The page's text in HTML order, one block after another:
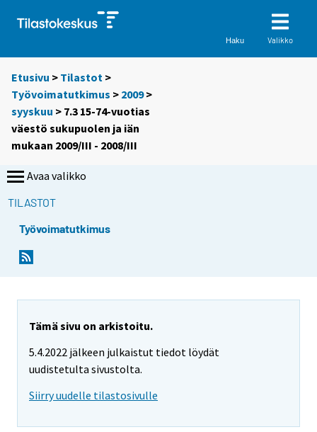
Haku Valikko
Etusivu > Tilastot >
Työvoimatutkimus > 2009>
syyskuu > 7.3 15-74-vuotias
väestö sukupuolen ja iän
mukaan 2009/III - 2008/III
Avaa valikko
TILASTOT
Työvoimatutkimus
Tämä sivu on arkistoitu.
5.4.2022 jälkeen julkaistut tiedot löydät
uudistetulta sivustolta.
Siirry uudelle tilastosivulle